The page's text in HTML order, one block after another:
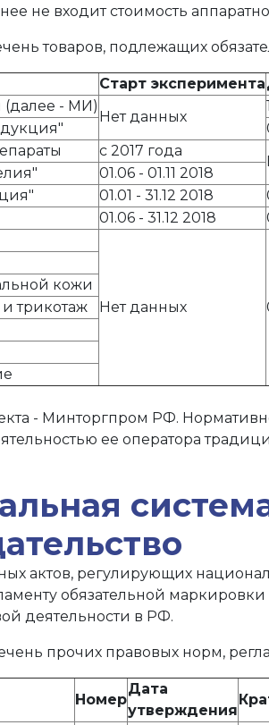
не входит стоимость
товаров, подлежащих
Старт эксперимента
(далее - МИ)
Нет данных
с 2017 года
01.06 - 01.11 2018
01.01 - 31.12 2018
01.06 - 31.12 2018
Нет данных
кожи
трикотаж
- Минторгпром РФ.
ее оператора
актов, регулирующих
обязательной
деятельности в РФ.
прочих правовых норм,
Номер
Дата
утверждения